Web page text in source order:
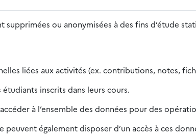
supprimées ou anonymisées à des fins d’étude
liées aux activités (ex. contributions, notes,
inscrits dans leurs cours.
à l’ensemble des données pour des
également disposer d’un accès à ces